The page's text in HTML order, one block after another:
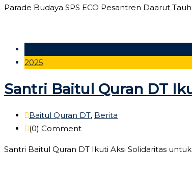
Parade Budaya SPS ECO Pesantren Daarut
2025
Santri Baitul Quran DT
Baitul Quran DT, Berita
(0) Comment
Santri Baitul Quran DT Ikuti Aksi Solidaritas